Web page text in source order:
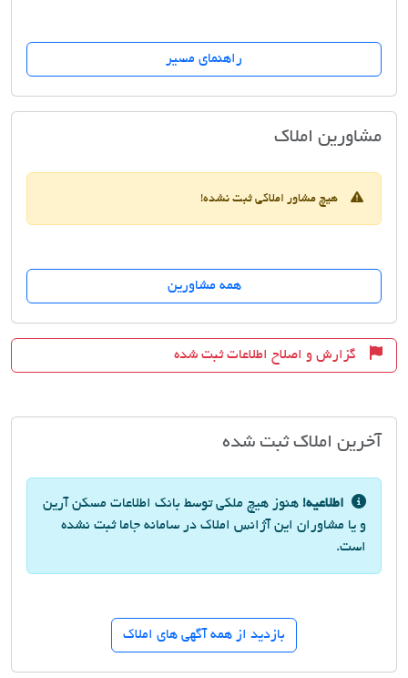
راهنمای مسیر
مشاورین املاکبانک اطلاعات مسکن آرین
هیچ مشاور املاکی ثبت نشده!
همه مشاورین
گزارش و اصلاح اطلاعات ثبت شده
آخرین املاک ثبت شده
اطلاعیه! هنوز هیچ ملکی توسط بانک اطلاعات مسکن آرین
و یا مشاوران این آژانس املاک در سامانه جاما ثبت نشده
است.
بازدید از همه آگهی های املاک